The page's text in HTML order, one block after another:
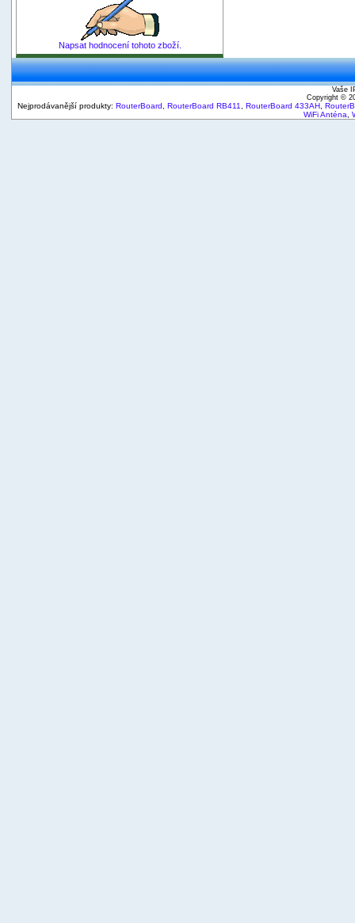
Napsat hodnocení tohoto zboží.
Vaše
Copyright ©
Nejprodávanější produkty: RouterBoard RouterBoard RB411 RouterBoard 433AH
WiFi Anténa